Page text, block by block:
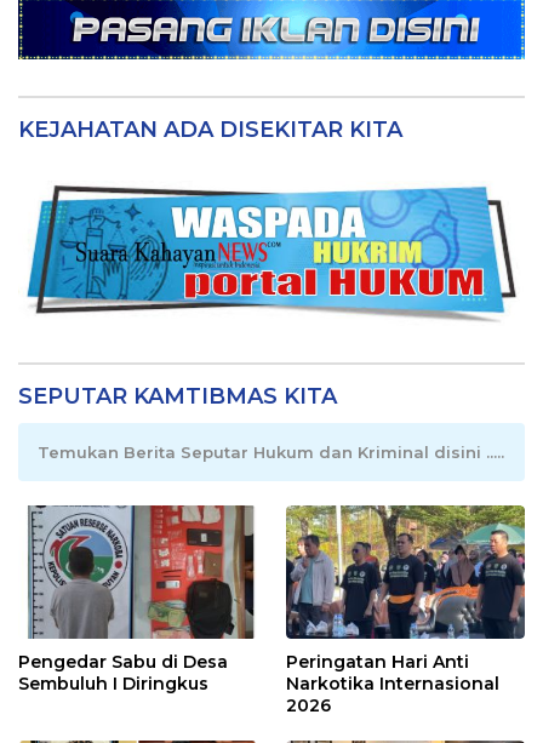
KEJAHATAN ADA DISEKITAR KITA
SEPUTAR KAMTIBMAS KITA
Temukan Berita Seputar Hukum dan Kriminal disini .....
Pengedar Sabu di Desa
Sembuluh I Diringkus
Peringatan Hari Anti
Narkotika Internasional
2026